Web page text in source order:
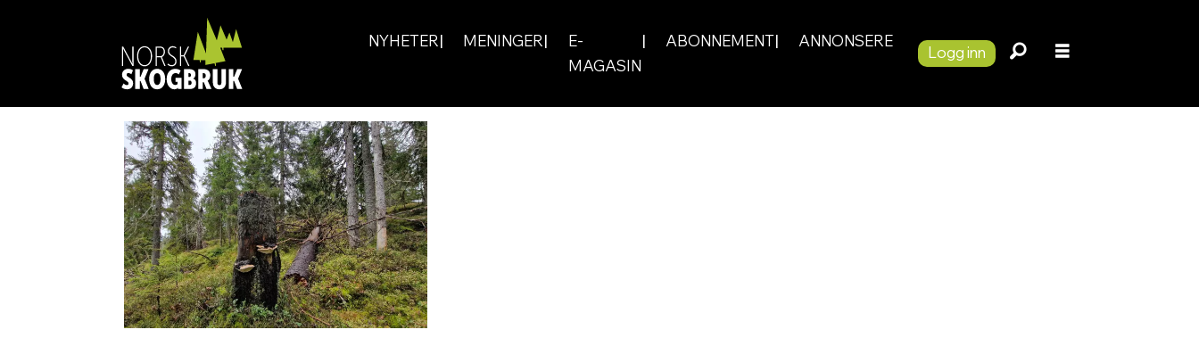
NYHETER MENINGER
E-
MAGASIN
ABONNEMENT ANNONSERE
Logg inn
jansson
asplund